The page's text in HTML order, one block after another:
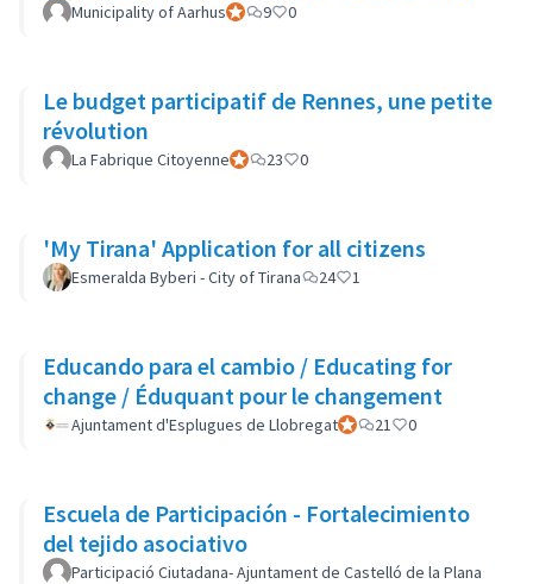
Municipality of AarhusParticipant officiel
9 0
Le budget participatif de Rennes, une petite
révolution
La Fabrique CitoyenneParticipant officiel
23 0
'My Tirana' Application for all citizens
Esmeralda Byberi - City of Tirana 24 1
Educando para el cambio / Educating for
change / Éduquant pour le changement
Ajuntament d'Esplugues de LlobregatParticipant officiel
21 0
Escuela de Participación - Fortalecimiento
del tejido asociativo
Participació Ciutadana- Ajuntament de Castelló de la Plana